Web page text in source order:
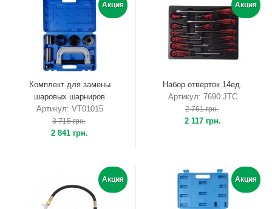
Акция
Комплект для замены
шаровых шарниров
Артикул: VT01015
3 715 грн.
2 841 грн.
Акция
Набор отверток 14ед.
Артикул: 7690 JTC
2 761 грн.
2 117 грн.
Акция Акция